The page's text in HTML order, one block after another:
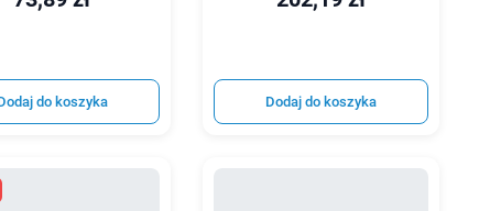
do koszyka Dodaj do koszyka